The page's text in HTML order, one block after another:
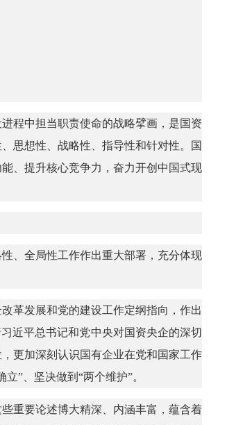
程中担当职责使命的战略擘画，是国资
思想性、战略性、指导性和针对性。国
、提升核心竞争力，奋力开创中国式现
、全局性工作作出重大部署，充分体现
革发展和党的建设工作定纲指向，作出
近平总书记和党中央对国资央企的深切
更加深刻认识国有企业在党和国家工作
”、坚决做到“两个维护”。
重要论述博大精深、内涵丰富，蕴含着